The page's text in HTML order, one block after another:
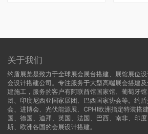
关于我们
约盾展览是致力于全球展会展台搭建、展馆展位
会设计搭建公司。专注服务于大型高端展会搭建
建施工，服务的客户有阿联酋馆国家馆、葡萄牙
团、印度尼西亚国家展团、巴西国家协会等。约
会、进博会、光伏能源展、CPHI欧洲指定特装搭
国
德国 、迪拜、英国、法国、巴西、南非、印
斯、欧洲各国的会展设计搭建。